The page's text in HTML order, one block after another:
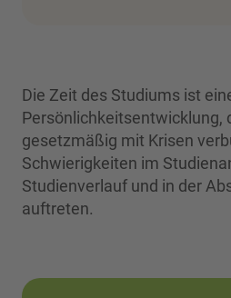
Die Zeit des Studiums ist
Persönlichkeitsentwicklung,
gesetzmäßig mit Krisen
Schwierigkeiten im
Studienverlauf und in der
auftreten.